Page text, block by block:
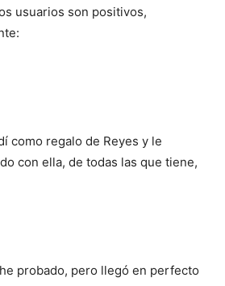
usuarios son positivos,
como regalo de Reyes y le
con ella, de todas las que tiene,
probado, pero llegó en perfecto